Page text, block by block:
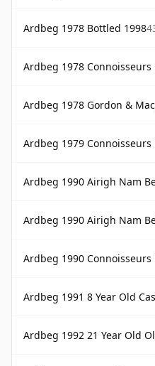
Ardbeg 1978 Bottled 1998
Ardbeg 1978 Connoisseurs
Ardbeg 1978 Gordon &
Ardbeg 1979 Connoisseurs
Ardbeg 1990 Airigh Nam
Ardbeg 1990 Airigh Nam
Ardbeg 1990 Connoisseurs
Ardbeg 1991 8 Year Old
Ardbeg 1992 21 Year Old Old Malt Cask